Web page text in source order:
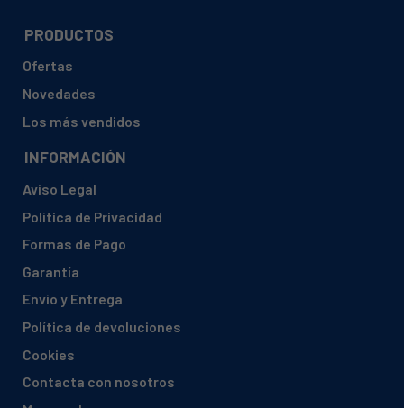
PRODUCTOS
Ofertas
Novedades
Los más vendidos
INFORMACIÓN
Aviso Legal
Política de Privacidad
Formas de Pago
Garantía
Envío y Entrega
Política de devoluciones
Cookies
Contacta con nosotros